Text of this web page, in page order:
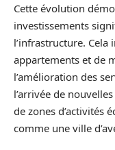
Cette évolution
investissements
l’infrastructure.
appartements et de
l’amélioration des
l’arrivée de
de zones d’activités
comme une ville